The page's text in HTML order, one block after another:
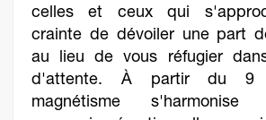
celles et ceux qui
crainte de dévoiler une part
au lieu de vous réfugier
d'attente. À partir du 9
magnétisme